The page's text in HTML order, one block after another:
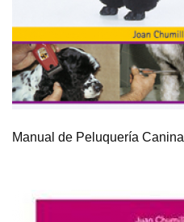
Manual de Peluquería Canina